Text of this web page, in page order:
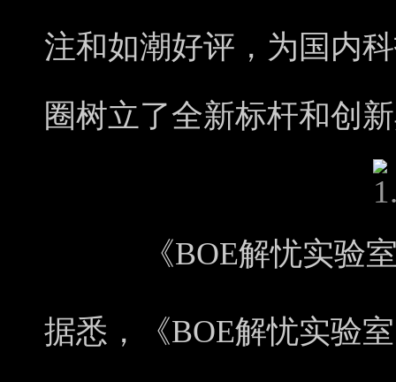
注和如潮好评，为国内
圈树立了全新标杆和创
《BOE解忧实验
据悉，《BOE解忧实验